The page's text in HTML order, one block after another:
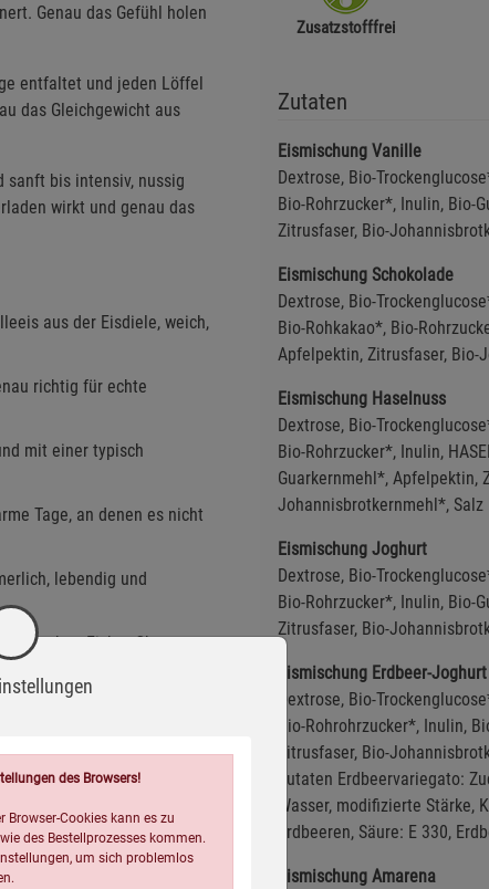
Genau das Gefühl holen
entfaltet und jeden Löffel
das Gleichgewicht aus
sanft bis intensiv, nussig
wirkt und genau das
aus der Eisdiele, weich,
richtig für echte
mit einer typisch
Tage, an denen es nicht
lebendig und
typischen Eisbar-Charme
aber nie langweilig
und mit kleinen
richtig für kleine
Zusatzstofffrei
Zutaten
Eismischung Vanille
Dextrose, Bio-
Bio-Rohrzucker*, Inulin, Bio-
Zitrusfaser, Bio-
Eismischung Schokolade
Dextrose, Bio-
Bio-Rohkakao*, Bio-
Apfelpektin, Zitrusfaser, Bio-
Eismischung Haselnuss
Dextrose, Bio-
Bio-Rohrzucker*, Inulin,
Guarkernmehl*, Apfelpektin,
Johannisbrotkernmehl*, Salz
Eismischung Joghurt
Dextrose, Bio-
Bio-Rohrzucker*, Inulin, Bio-
Zitrusfaser, Bio-
Eismischung Erdbeer-Joghurt
Dextrose, Bio-
Bio-Rohrohrzucker*, Inulin,
Zitrusfaser, Bio-
Zutaten Erdbeervariegato:
Wasser, modifizierte Stärke,
Erdbeeren, Säure: E 330,
Eismischung Amarena
des Browsers!
Browser-Cookies kann es zu
des Bestellprozesses kommen.
um sich problemlos